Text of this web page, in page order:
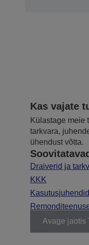
Kas vajate
Külastage meie
tarkvara,
ühendust võtta.
Draiverid ja
KKK
Avage jaotis